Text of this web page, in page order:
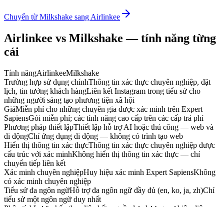
Chuyển từ Milkshake sang Airlinkee
Airlinkee vs Milkshake — tính năng từng
cái
Tính năngAirlinkeeMilkshake
Trường hợp sử dụng chínhThông tin xác thực chuyên nghiệp, đặt
lịch, tin tưởng khách hàngLiên kết Instagram trong tiểu sử cho
những người sáng tạo phương tiện xã hội
GiáMiễn phí cho những chuyên gia được xác minh trên Expert
SapiensGói miễn phí; các tính năng cao cấp trên các cấp trả phí
Phương pháp thiết lậpThiết lập hỗ trợ AI hoặc thủ công — web và
di độngChỉ ứng dụng di động — không có trình tạo web
Hiển thị thông tin xác thựcThông tin xác thực chuyên nghiệp được
cấu trúc với xác minhKhông hiển thị thông tin xác thực — chỉ
chuyển tiếp liên kết
Xác minh chuyên nghiệpHuy hiệu xác minh Expert SapiensKhông
có xác minh chuyên nghiệp
Tiểu sử đa ngôn ngữHỗ trợ đa ngôn ngữ đầy đủ (en, ko, ja, zh)Chỉ
tiểu sử một ngôn ngữ duy nhất